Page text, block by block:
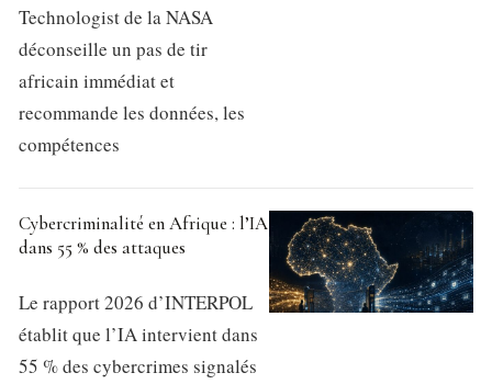
Technologist de la NASA
déconseille un pas de tir
africain immédiat et
recommande les données, les
compétences
Cybercriminalité en Afrique : l’IA
dans 55 % des attaques
Le rapport 2026 d’INTERPOL
établit que l’IA intervient dans
55 % des cybercrimes signalés